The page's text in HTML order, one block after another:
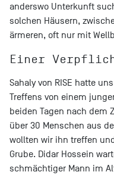
anderswo Unterkunft
solchen Häusern,
ärmeren, oft nur mit
Einer
Sahaly von RISE hatte
Treffens von einem
beiden Tagen nach dem
über 30 Menschen aus
wollten wir ihn treffen
Grube. Didar Hossein
schmächtiger Mann im